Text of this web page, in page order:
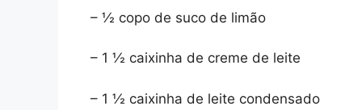
– ½ copo de suco de limão
– 1 ½ caixinha de creme de leite
– 1 ½ caixinha de leite condensado